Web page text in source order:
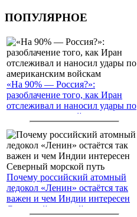
ПОПУЛЯРНОЕ
«На 90% — Россия?»:
разоблачение того, как Иран
отслеживал и наносил удары по
американским войскам
Почему российский атомный
ледокол «Ленин» остаётся так
важен и чем Индии интересен
Северный морской путь